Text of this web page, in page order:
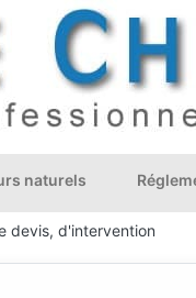
naturels
devis, d'intervention